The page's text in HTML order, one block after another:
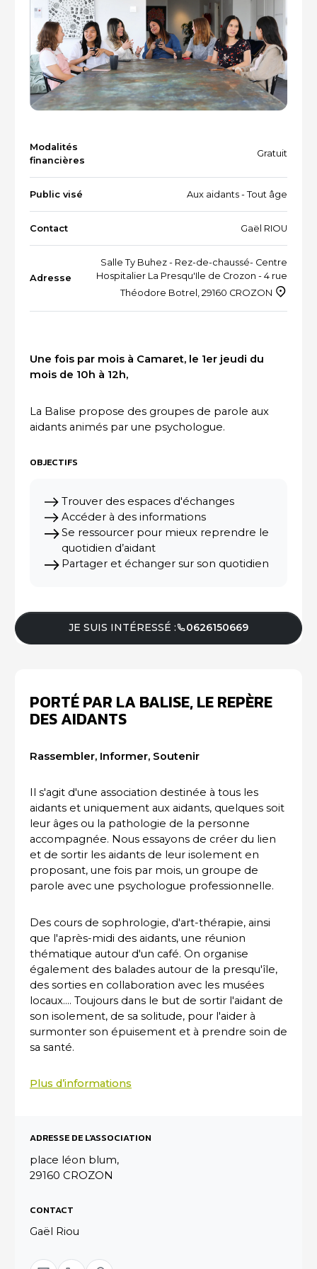
Dispositifs aidants/aidés
QUI SOMMES-NOUS ?
L'équipe
Les partenaires
Les évènements
VOTRE SANTÉ ET CELLE DE VOTRE PROCHE
ACTUALITÉS DU SECTEUR
Recherche par mots-clés
Modalités
financières
Gratuit
Public visé Aux aidants - Tout âge
Contact Gaël RIOU
Adresse
Salle Ty Buhez - Rez-de-chaussé- Centre
Hospitalier La Presqu'Ile de Crozon - 4 rue
Théodore Botrel, 29160 CROZON
Une fois par mois à Camaret, le 1er jeudi du
mois de 10h à 12h,
La Balise propose des groupes de parole aux
aidants animés par une psychologue.
OBJECTIFS
Trouver des espaces d'échanges
Accéder à des informations
Se ressourcer pour mieux reprendre le
quotidien d’aidant
Partager et échanger sur son quotidien
JE SUIS INTÉRESSÉ : 0626150669
PORTÉ PAR LA BALISE, LE REPÈRE
DES AIDANTS
Rassembler, Informer, Soutenir
Il s'agit d'une association destinée à tous les
aidants et uniquement aux aidants, quelques soit
leur âges ou la pathologie de la personne
accompagnée. Nous essayons de créer du lien
et de sortir les aidants de leur isolement en
proposant, une fois par mois, un groupe de
parole avec une psychologue professionnelle.
Des cours de sophrologie, d'art-thérapie, ainsi
que l'après-midi des aidants, une réunion
thématique autour d'un café. On organise
également des balades autour de la presqu'île,
des sorties en collaboration avec les musées
locaux.... Toujours dans le but de sortir l'aidant de
son isolement, de sa solitude, pour l'aider à
surmonter son épuisement et à prendre soin de
sa santé.
Plus d’informations
ADRESSE DE L'ASSOCIATION
place léon blum,
29160 CROZON
CONTACT
Gaël Riou